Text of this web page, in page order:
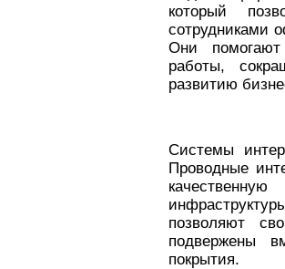
который
сотрудниками
Они помогают
работы,
развитию
Системы
Проводные
позволяют
подвержены
покрытия.